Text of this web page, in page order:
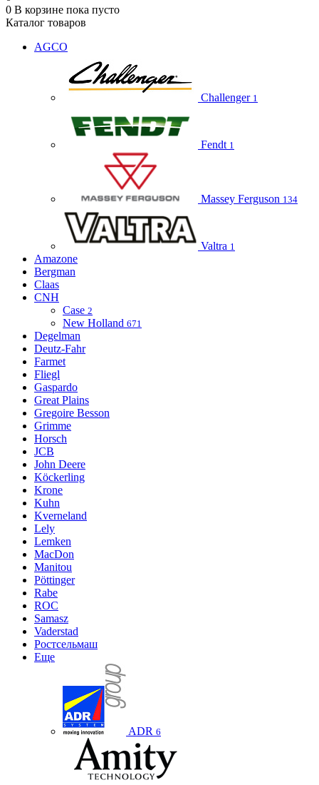
0 В корзине пока пусто
Каталог товаров
AGCO
Challenger 1
Fendt 1
Massey Ferguson 134
Valtra 1
Amazone
Bergman
Claas
CNH
Case 2
New Holland 671
Degelman
Deutz-Fahr
Farmet
Fliegl
Gaspardo
Great Plains
Gregoire Besson
Grimme
Horsch
JCB
John Deere
Köckerling
Krone
Kuhn
Kverneland
Lely
Lemken
MacDon
Manitou
Pöttinger
Rabe
ROC
Samasz
Vaderstad
Ростсельмаш
Еще
ADR 6